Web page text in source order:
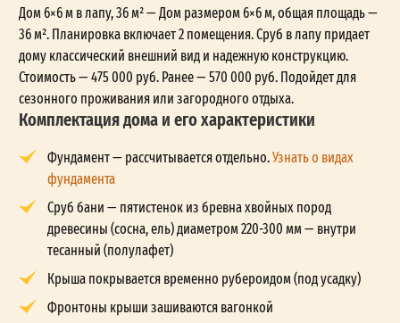
Дом 6×6 м в лапу, 36 м² — Дом размером 6×6 м, общая площадь —
36 м². Планировка включает 2 помещения. Сруб в лапу придает
дому классический внешний вид и надежную конструкцию.
Стоимость — 475 000 руб. Ранее — 570 000 руб. Подойдет для
сезонного проживания или загородного отдыха.
Комплектация дома и его характеристики
Фундамент — рассчитывается отдельно.Узнать о видах
фундамента
Сруб бани — пятистенок из бревна хвойных пород
древесины (сосна, ель) диаметром 220-300 мм — внутри
тесанный (полулафет)
Крыша покрывается временно рубероидом (под усадку)
Фронтоны крыши зашиваются вагонкой